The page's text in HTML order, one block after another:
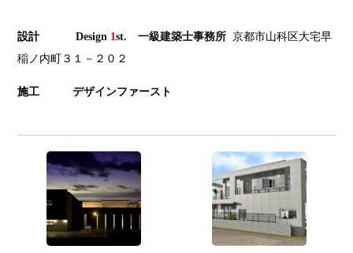
設計 Design 1st. 一級建築士事務所 京都市山科区大宅早
稲ノ内町３１－２０２
施工デザインファースト